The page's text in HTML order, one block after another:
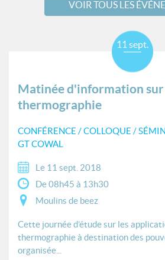
VOIR TOUS LES
Matinée d'information sur
thermographie
CONFÉRENCE / COLLOQUE /
GT COWAL
11 sept.
Le 11 sept. 2018
De 08h45 à 13h30
Moulins de beez
Cette journée d’étude sur les
thermographie à destination des
organisée...